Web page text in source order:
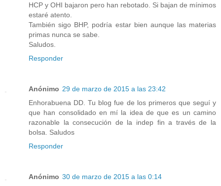
HCP y OHI bajaron pero han rebotado. Si bajan de mínimos
estaré atento.
También sigo BHP, podría estar bien aunque las materias
primas nunca se sabe.
Saludos.
Responder
Anónimo 29 de marzo de 2015 a las 23:42
Enhorabuena DD. Tu blog fue de los primeros que seguí y
que han consolidado en mí la idea de que es un camino
razonable la consecución de la indep fin a través de la
bolsa. Saludos
Responder
Anónimo 30 de marzo de 2015 a las 0:14